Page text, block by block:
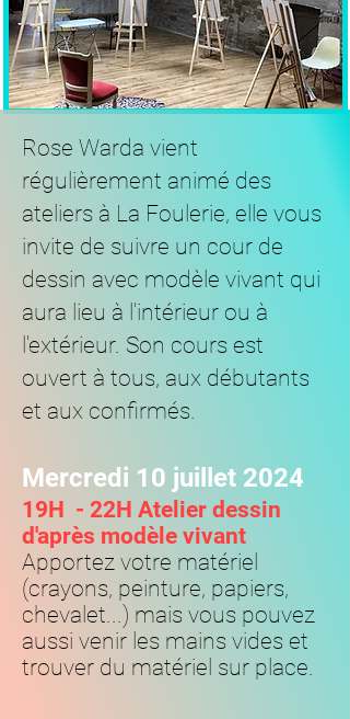
Rose Warda vient
régulièrement animé des
ateliers à La Foulerie, elle vous
invite de suivre un cour de
dessin avec modèle vivant qui
aura lieu à l'intérieur ou à
l'extérieur. Son cours est
ouvert à tous, aux débutants
et aux confirmés.
Mercredi 10 juillet 2024
19H - 22H Atelier dessin
d'après modèle vivant
Apportez votre matériel
(crayons, peinture, papiers,
chevalet...) mais vous pouvez
aussi venir les mains vides et
trouver du matériel sur place.